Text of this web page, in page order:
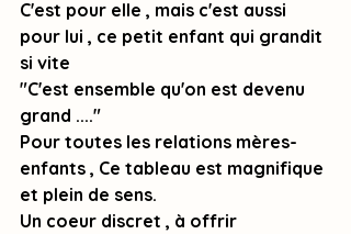
C'est pour elle , mais c'est aussi
pour lui , ce petit enfant qui grandit
si vite
"C'est ensemble qu'on est devenu
grand ...."
Pour toutes les relations mères-
enfants , Ce tableau est magnifique
et plein de sens.
Un coeur discret , à offrir